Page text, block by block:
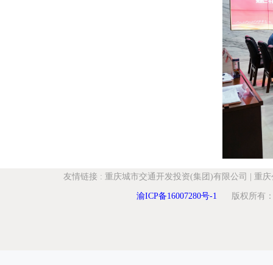
友情链接 : 重庆城市交通开发投资(集团)有限公司 重庆
渝ICP备16007280号-1 版权所有：